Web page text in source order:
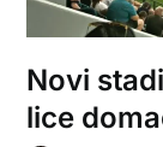
Novi
lice